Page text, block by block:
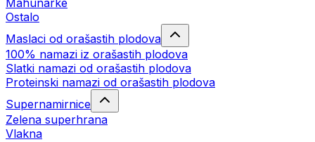
Mahunarke
Ostalo
Maslaci od orašastih plodova
100% namazi iz orašastih plodova
Slatki namazi od orašastih plodova
Proteinski namazi od orašastih plodova
Supernamirnice
Zelena superhrana
Vlakna